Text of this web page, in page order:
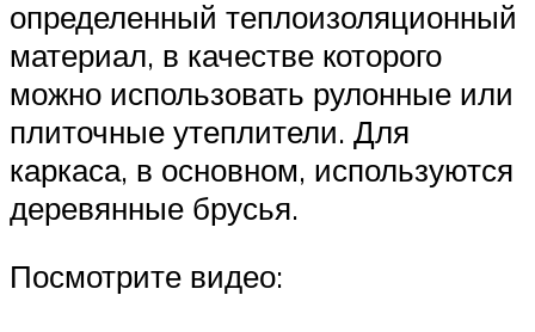
определенный теплоизоляционный
материал, в качестве которого
можно использовать рулонные или
плиточные утеплители. Для
каркаса, в основном, используются
деревянные брусья.
Посмотрите видео: